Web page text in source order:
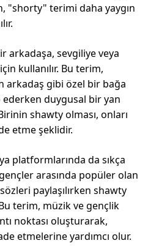
"shorty" terimi daha yaygın
arkadaşa, sevgiliye veya
kullanılır. Bu terim,
arkadaş gibi özel bir bağa
duygusal bir yan
shawty olması, onları
etme şeklidir.
platformlarında da sıkça
arasında popüler olan
paylaşılırken shawty
terim, müzik ve gençlik
noktası oluşturarak,
etmelerine yardımcı olur.